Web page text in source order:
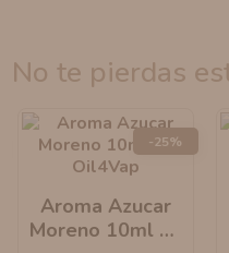
no te pierdas
Aroma Azucar
Moreno 10ml By
-25%